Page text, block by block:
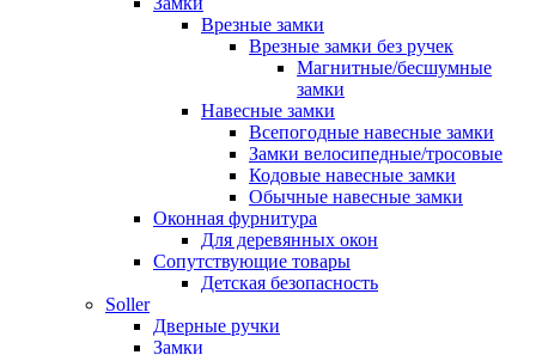
Врезные замки
Врезные замки без ручек
Магнитные/бесшумные
замки
Навесные замки
Всепогодные навесные замки
Замки велосипедные/тросовые
Кодовые навесные замки
Обычные навесные замки
Оконная фурнитура
Для деревянных окон
Сопутствующие товары
Детская безопасность
Soller
Дверные ручки
Замки